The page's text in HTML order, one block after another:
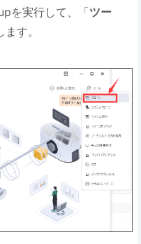
を実行して、「ツー
す。